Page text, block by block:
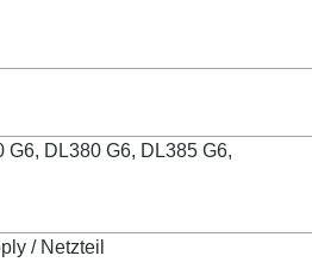
DL380 G6, DL385 G6,
/ Netzteil